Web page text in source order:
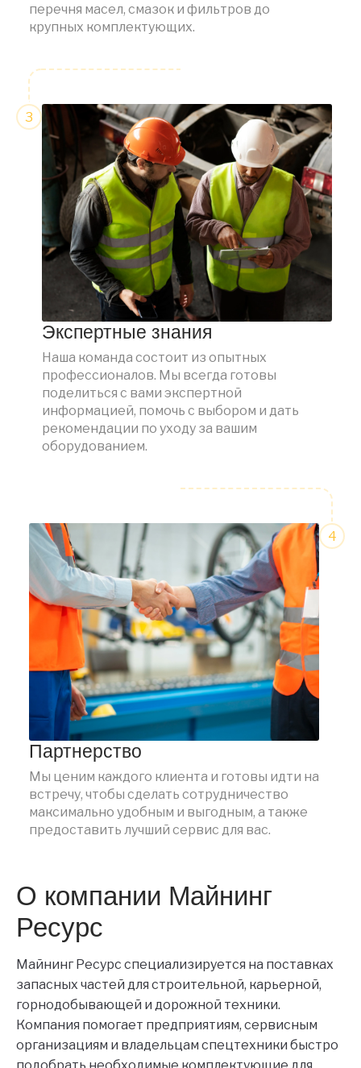
перечня масел, смазок и фильтров до
крупных комплектующих.
Экспертные знания
Наша команда состоит из опытных
профессионалов. Мы всегда готовы
поделиться с вами экспертной
информацией, помочь с выбором и дать
рекомендации по уходу за вашим
оборудованием.
Партнерство
Мы ценим каждого клиента и готовы идти на
встречу, чтобы сделать сотрудничество
максимально удобным и выгодным, а также
предоставить лучший сервис для вас.
О компании Майнинг
Ресурс
Майнинг Ресурс специализируется на поставках
запасных частей для строительной, карьерной,
горнодобывающей и дорожной техники.
Компания помогает предприятиям, сервисным
организациям и владельцам спецтехники быстро